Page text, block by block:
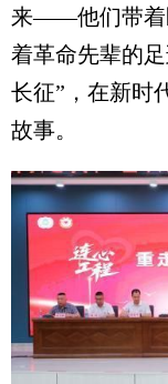
来——他们带着
着革命先辈的
长征”，在新时
故事。